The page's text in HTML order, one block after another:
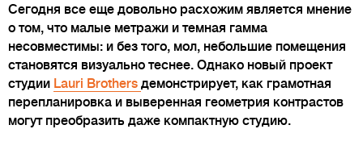
Сегодня все еще довольно расхожим является мнение
о том, что малые метражи и темная гамма
несовместимы: и без того, мол, небольшие помещения
становятся визуально теснее. Однако новый проект
студии Lauri Brothers демонстрирует, как грамотная
перепланировка и выверенная геометрия контрастов
могут преобразить даже компактную студию.